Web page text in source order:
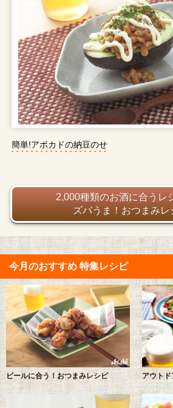
簡単!アボカドの納豆のせ
2,000種類のお酒に合うレ
ズバうま！おつまみレ
今月のおすすめ 特集レシピ
ビールに合う！おつまみレシピ アウトド